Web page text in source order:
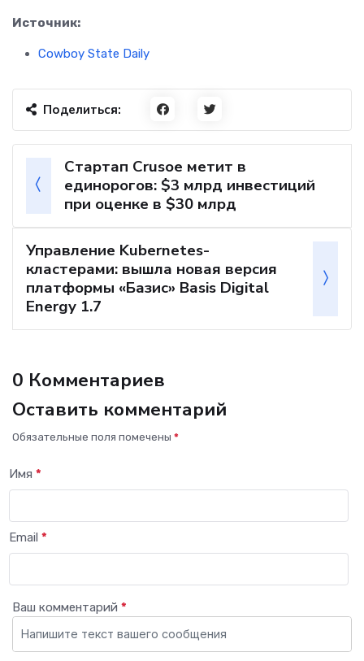
Источник:
Cowboy State Daily
Поделиться:
Стартап Crusoe метит в
единорогов: $3 млрд инвестиций
при оценке в $30 млрд
Управление Kubernetes-
кластерами: вышла новая версия
платформы «Базис» Basis Digital
Energy 1.7
0 Комментариев
Оставить комментарий
Обязательные поля помечены *
Имя *
Email *
Ваш комментарий *